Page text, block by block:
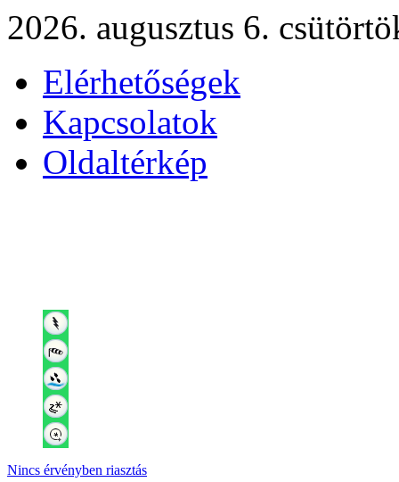
2026. augusztus 6.
Elérhetőségek
Kapcsolatok
Oldaltérkép
Nincs érvényben riasztás